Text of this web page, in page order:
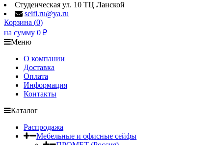
Студенческая ул. 10 ТЦ Ланской
seifi.ru@ya.ru
Корзина (0)
на сумму 0 ₽
Меню
О компании
Доставка
Оплата
Информация
Контакты
Каталог
Распродажа
Мебельные и офисные сейфы